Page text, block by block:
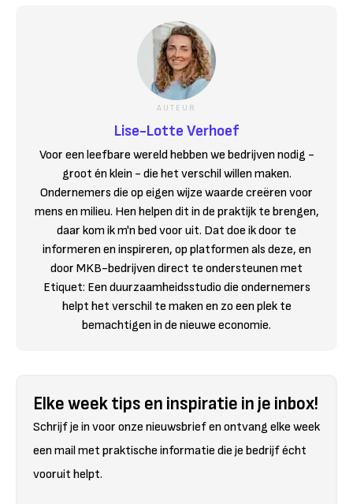
AUTEUR
Lise-Lotte Verhoef
Voor een leefbare wereld hebben we bedrijven nodig -
groot én klein - die het verschil willen maken.
Ondernemers die op eigen wijze waarde creëren voor
mens en milieu. Hen helpen dit in de praktijk te brengen,
daar kom ik m'n bed voor uit. Dat doe ik door te
informeren en inspireren, op platformen als deze, en
door MKB-bedrijven direct te ondersteunen met
Etiquet: Een duurzaamheidsstudio die ondernemers
helpt het verschil te maken en zo een plek te
bemachtigen in de nieuwe economie.
Elke week tips en inspiratie in je inbox!
Schrijf je in voor onze nieuwsbrief en ontvang elke week
een mail met praktische informatie die je bedrijf écht
vooruit helpt.